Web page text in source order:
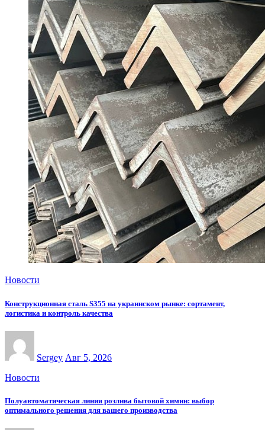
Новости
Конструкционная сталь S355 на украинском рынке: сортамент,
логистика и контроль качества
Sergey Авг 5, 2026
Новости
Полуавтоматическая линия розлива бытовой химии: выбор
оптимального решения для вашего производства